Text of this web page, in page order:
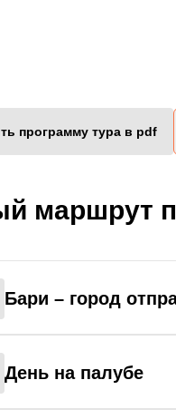
программу тура в pdf
маршрут
Бари – город
День на палубе